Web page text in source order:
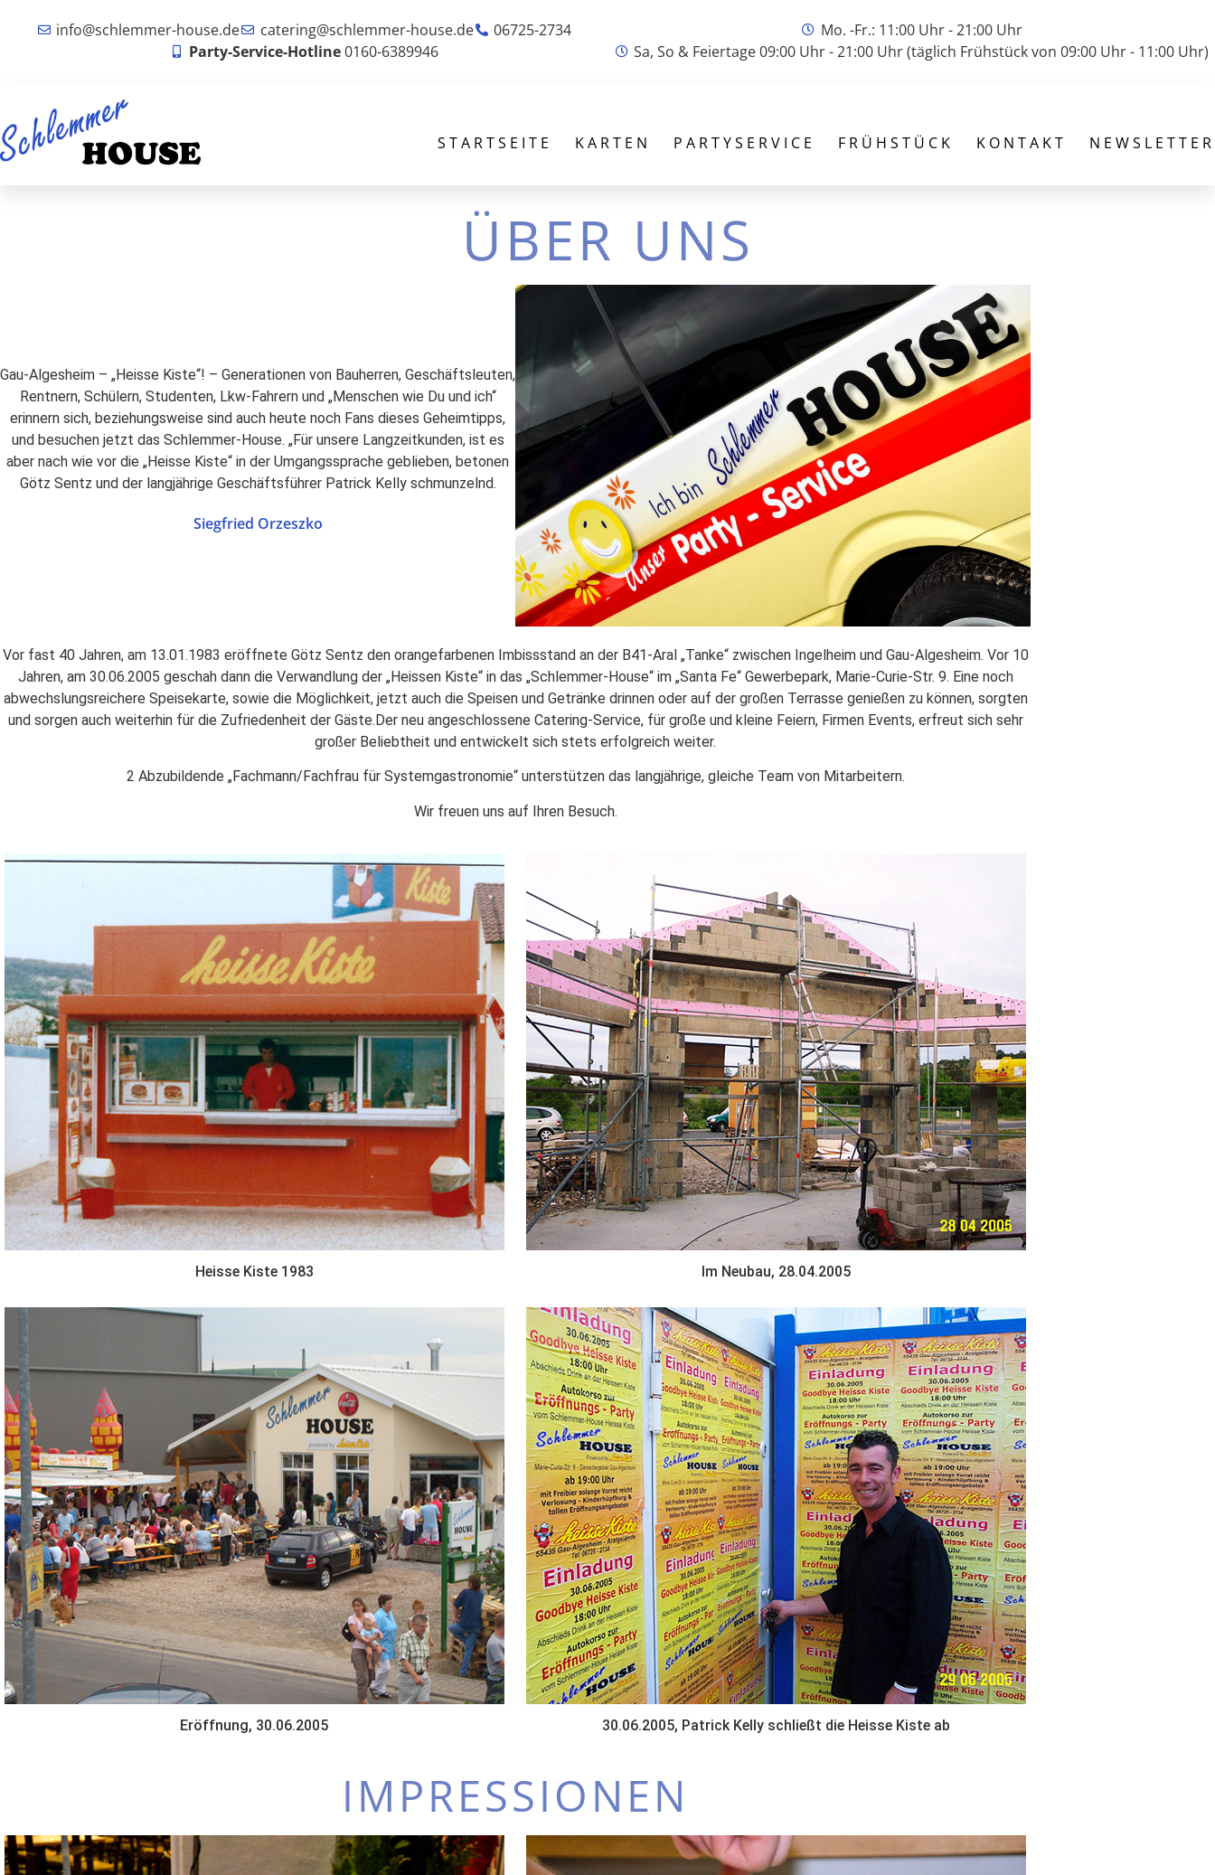
info@schlemmer-house.de catering@schlemmer-house.de
06725-2734
Party-Service-Hotline0160-6389946
Mo. -Fr.: 11:00 Uhr - 21:00 Uhr
Sa, So & Feiertage 09:00 Uhr - 21:00 Uhr (täglich Frühstück von 09:00 Uhr - 11:00 Uhr)
STARTSEITE KARTEN PARTYSERVICE FRÜHSTÜCK KONTAKT NEWSLETTER
ÜBER UNS
Gau-Algesheim – „Heisse Kiste“! – Generationen von Bauherren, Geschäftsleuten,
Rentnern, Schülern, Studenten, Lkw-Fahrern und „Menschen wie Du und ich“
erinnern sich, beziehungsweise sind auch heute noch Fans dieses Geheimtipps,
und besuchen jetzt das Schlemmer-House. „Für unsere Langzeitkunden, ist es
aber nach wie vor die „Heisse Kiste“ in der Umgangssprache geblieben, betonen
Götz Sentz und der langjährige Geschäftsführer Patrick Kelly schmunzelnd.
Siegfried Orzeszko
Vor fast 40 Jahren, am 13.01.1983 eröffnete Götz Sentz den orangefarbenen Imbissstand an der B41-Aral „Tanke“ zwischen Ingelheim und Gau-Algesheim. Vor 10
Jahren, am 30.06.2005 geschah dann die Verwandlung der „Heissen Kiste“ in das „Schlemmer-House“ im „Santa Fe“ Gewerbepark, Marie-Curie-Str. 9. Eine noch
abwechslungsreichere Speisekarte, sowie die Möglichkeit, jetzt auch die Speisen und Getränke drinnen oder auf der großen Terrasse genießen zu können, sorgten
und sorgen auch weiterhin für die Zufriedenheit der Gäste.Der neu angeschlossene Catering-Service, für große und kleine Feiern, Firmen Events, erfreut sich sehr
großer Beliebtheit und entwickelt sich stets erfolgreich weiter.
2 Abzubildende „Fachmann/Fachfrau für Systemgastronomie“ unterstützen das langjährige, gleiche Team von Mitarbeitern.
Wir freuen uns auf Ihren Besuch.
Heisse Kiste 1983 Im Neubau, 28.04.2005
Eröffnung, 30.06.2005 30.06.2005, Patrick Kelly schließt die Heisse Kiste ab
IMPRESSIONEN